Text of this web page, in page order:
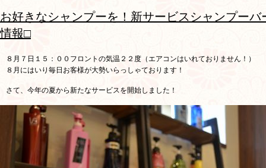
お好きなシャンプーを！新サービスシャンプー
情報□
８月７日１５：００フロントの気温２２度（エアコンはいれておりません！）
８月にはいり毎日お客様が大勢いらっしゃております！
さて、今年の夏から新たなサービスを開始しました！